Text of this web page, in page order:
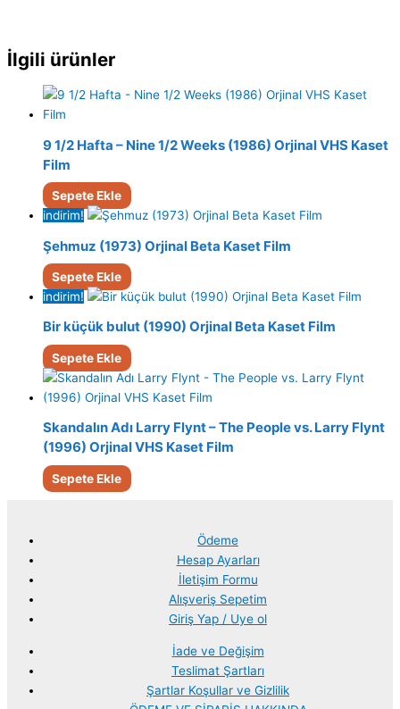
İlgili ürünler
9 1/2 Hafta – Nine 1/2 Weeks (1986) Orjinal VHS Kaset
Film
Sepete Ekle
indirim!
Şehmuz (1973) Orjinal Beta Kaset Film
Sepete Ekle
indirim!
Bir küçük bulut (1990) Orjinal Beta Kaset Film
Sepete Ekle
Skandalın Adı Larry Flynt – The People vs. Larry Flynt
(1996) Orjinal VHS Kaset Film
Sepete Ekle
Ödeme
Hesap Ayarları
İletişim Formu
Alışveriş Sepetim
Giriş Yap / Uye ol
İade ve Değişim
Teslimat Şartları
Şartlar Koşullar ve Gizlilik